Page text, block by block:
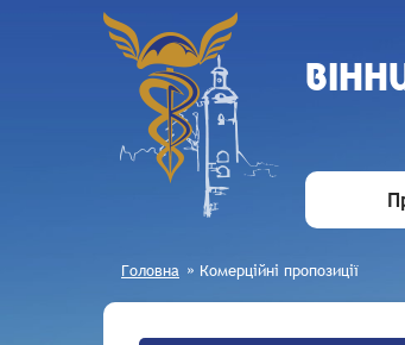
Головна » Комерційні пропозиції